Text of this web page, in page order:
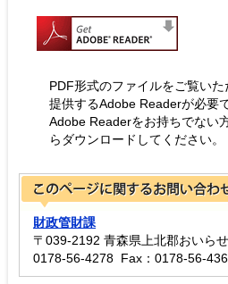
PDF形式のファイルをご覧い
提供するAdobe Readerが必要
Adobe Readerをお持ちでない
らダウンロードしてください。
財政管財課
〒039-2192 青森県上北郡おいら
0178-56-4278 Fax：0178-56-